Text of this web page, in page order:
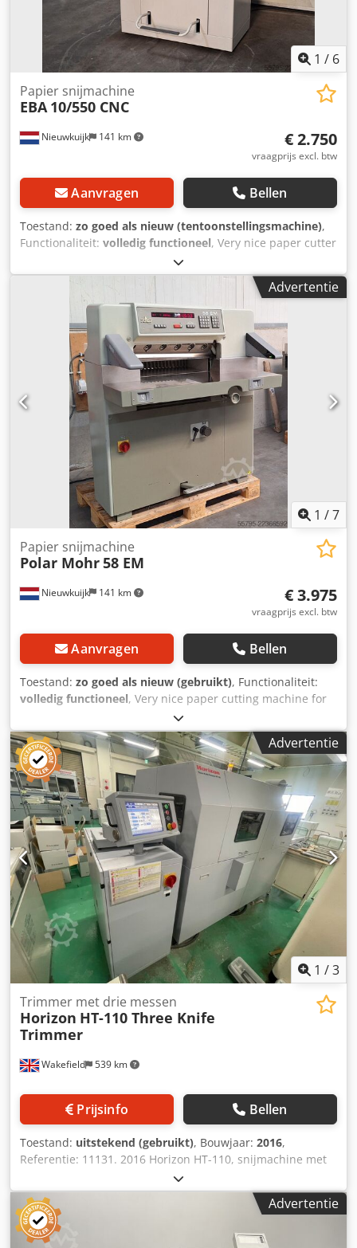
1 / 6
Nieuwkuijk 141 km
Papier snijmachine
EBA 10/550 CNC
€ 2.750
vraagprijs excl. btw
Aanvragen Bellen
Toestand: zo goed als nieuw (tentoonstellingsmachine),
Functionaliteit: volledig functioneel, Very nice paper cutter
for sale. Brand Eba type 10/550 CNC. With hydraulic
pressing aire table licht beam geard and manual 220 volts.
This machine comes from a government office and has
been used very little. As new. Of course you are welcome
to test this machine with us. We can arrange the
transport/packaging for you and load it into a truck or
container. Ask for a price including transport (location the
Netherlands). If you would like to purchase that machine
now? Please send your company details and your VAT
number. We will then send you a Proforma invoice.
Regards Henk Hoos. Chjdpfxozc I Exj Ahtja
Advertentie
1 /7
Nieuwkuijk 141 km
Papier snijmachine
Polar Mohr58 EM
€ 3.975
vraagprijs excl. btw
Aanvragen Bellen
Toestand: zo goed als nieuw (gebruikt), Functionaliteit:
volledig functioneel, Very nice paper cutting machine for
sale. Brand Polar. Type 58 EM. With 99 programs hydraulic
and chrome table. Complete with extra knife nieuw strips
and tools. Chjdozmwpaspfx Ahtsa Of course you are
welcome to test this machine with us. We can arrange the
transport/packaging for you and load it into a truck or
container. Ask for a price including transport (location the
Netherlands. If you would like to purchase that machine
now? Please send your company details and your VAT
number. We will then send you a Proforma invoice.
Regards Henk Hoos.
Advertentie
1 /3
Wakefield 539 km
Trimmer met drie messen
Horizon HT-110 Three Knife
Trimmer
Prijsinfo Bellen
Toestand: uitstekend (gebruikt), Bouwjaar: 2016,
Referentie: 11131. 2016 Horizon HT-110, snijmachine met
drie messen Uitstekende staat! Slechts 196.000 boeken
gesneden! Deze snijmachine kan zowel in een doorlopend
proces als als zelfstandige machine worden gebruikt en
heeft een capaciteit van maximaal 4.000 boeken per uur.
Kenmerken: De snijmachine is eenvoudig te bedienen en
Advertentie